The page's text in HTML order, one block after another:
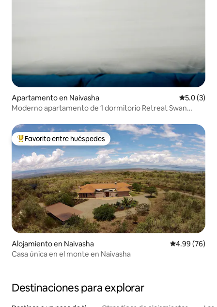
Apartamento en Naivasha
5.0 (3)
Moderno apartamento de 1 dormitorio Retreat Swan
Favorito entre huéspedes preferido
Favorito entre huéspedes
Alojamiento en Naivasha Calificación
4.99 (76)
Casa única en el monte en Naivasha
Destinaciones para explorar